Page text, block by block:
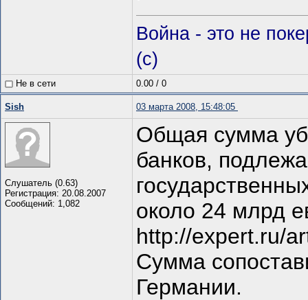
Война - это не
(c)
Не в сети 0.00 / 0
Sish 03 марта 2008, 15:48:05
Слушатель (0.63)
Регистрация: 20.08.2007
Сообщений: 1,082
Общая сумма
банков,
около 24 млрд
http://expert.ru/
Сумма
Германии.